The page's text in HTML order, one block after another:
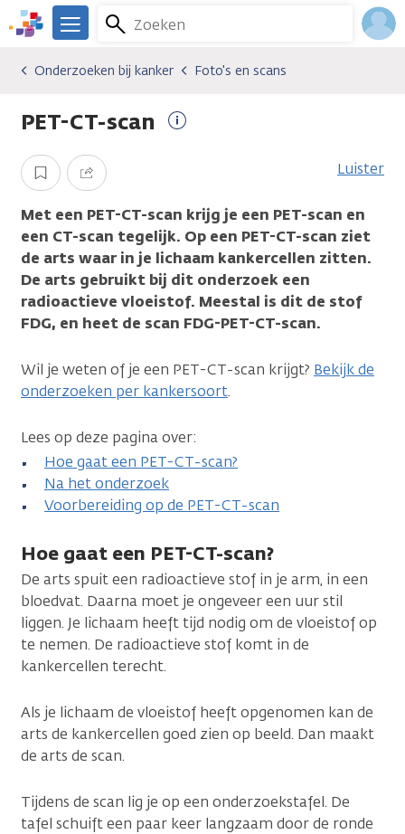
Overslaan
en
gaan
We
er
je.
Zoeken
Menu
Algemene onderwerpen
Onderzoeken bij kanker
Foto's en scans
Onderzoeken bij kanker Foto's en scans
PET-CT-scan
Opslaan Delen Luister
Met een PET-CT-scan krijg je een PET-scan en
een CT-scan tegelijk. Op een PET-CT-scan ziet
de arts waar in je lichaam kankercellen zitten.
De arts gebruikt bij dit onderzoek een
radioactieve vloeistof. Meestal is dit de stof
FDG, en heet de scan FDG-PET-CT-scan.
Wil je weten of je een PET-CT-scan krijgt? Bekijk de
onderzoeken per kankersoort.
Lees op deze pagina over:
Hoe gaat een PET-CT-scan?
Na het onderzoek
Voorbereiding op de PET-CT-scan
Hoe gaat een PET-CT-scan?
De arts spuit een radioactieve stof in je arm, in een
bloedvat. Daarna moet je ongeveer een uur stil
liggen. Je lichaam heeft tijd nodig om de vloeistof op
te nemen. De radioactieve stof komt in de
kankercellen terecht.
Als je lichaam de vloeistof heeft opgenomen kan de
arts de kankercellen goed zien op beeld. Dan maakt
de arts de scan.
Tijdens de scan lig je op een onderzoekstafel. De
tafel schuift een paar keer langzaam door de ronde